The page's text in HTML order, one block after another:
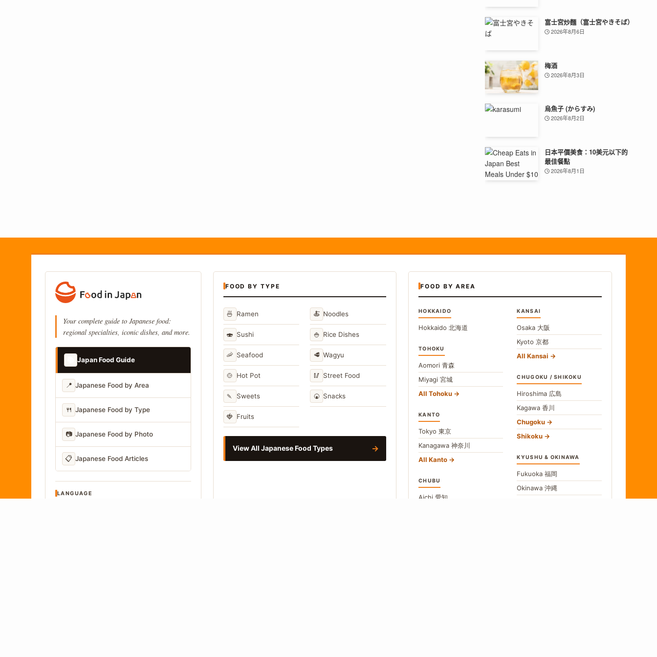
富士宮炒麵（富士宮やきそば）
2026年8月6日
梅酒
2026年8月3日
烏魚子 (からすみ)
2026年8月2日
日本平價美食：10美元以下的
最佳餐點
2026年8月1日
Your complete guide to Japanese food:
regional specialties, iconic dishes, and more.
Japan Food Guide
📍 Japanese Food by Area
🍴 Japanese Food by Type
📷 Japanese Food by Photo
📋 Japanese Food Articles
LANGUAGE
FOOD BY TYPE
🍜 Ramen 🍝 Noodles
🍣 Sushi 🍚 Rice Dishes
🦐 Seafood 🥩 Wagyu
🍲 Hot Pot 🥢 Street Food
🍡 Sweets 🍘 Snacks
🍓 Fruits
View All Japanese Food Types →
FOOD BY AREA
HOKKAIDO
Hokkaido 北海道
TOHOKU
Aomori 青森
Miyagi 宮城
All Tohoku
KANTO
Tokyo 東京
Kanagawa 神奈川
All Kanto
CHUBU
Aichi 愛知
KANSAI
Osaka 大阪
Kyoto京都
All Kansai
CHUGOKU / SHIKOKU
Hiroshima 広島
Kagawa香川
Chugoku
Shikoku
KYUSHU & OKINAWA
Fukuoka福岡
Okinawa沖縄